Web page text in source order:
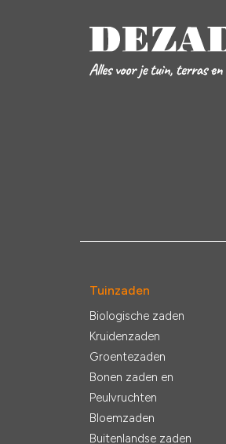
Tuinzaden
Biologische zaden
Kruidenzaden
Groentezaden
Bonen zaden en
Peulvruchten
Bloemzaden
Buitenlandse zaden